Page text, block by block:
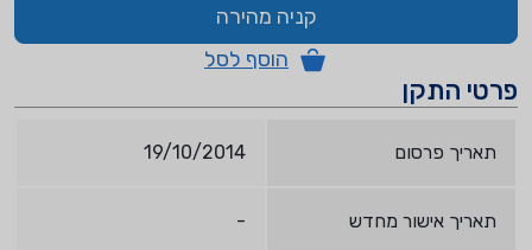
קניה מהירה
הוסף לסל
פרטי התקן
תאריך פרסום 19/10/2014
תאריך אישור מחדש -